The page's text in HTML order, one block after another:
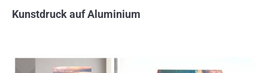
Kunstdruck auf Aluminium